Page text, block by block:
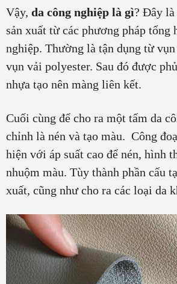
Vậy, da công nghiệp là gì? Đây là
sản xuất từ các phương pháp tổng
nghiệp. Thường là tận dụng từ
vụn vải polyester. Sau đó được
nhựa tạo nên màng liên kết.
Cuối cùng để cho ra một tấm da
chỉnh là nén và tạo màu. Công
hiện với áp suất cao để nén, hình
nhuộm màu. Tùy thành phần cấu
xuất, cũng như cho ra các loại da